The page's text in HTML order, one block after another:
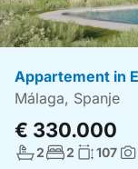
Appartement in
Málaga, Spanje
€ 330.000
Aantal badkamers:
2Aantal
2 107